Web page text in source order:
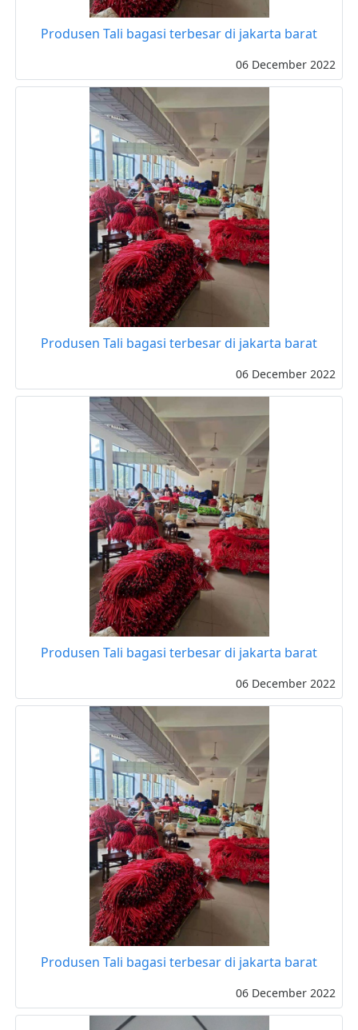
Produsen Tali bagasi terbesar di jakarta barat
06 December 2022
Produsen Tali bagasi terbesar di jakarta barat
06 December 2022
Produsen Tali bagasi terbesar di jakarta barat
06 December 2022
Produsen Tali bagasi terbesar di jakarta barat
06 December 2022